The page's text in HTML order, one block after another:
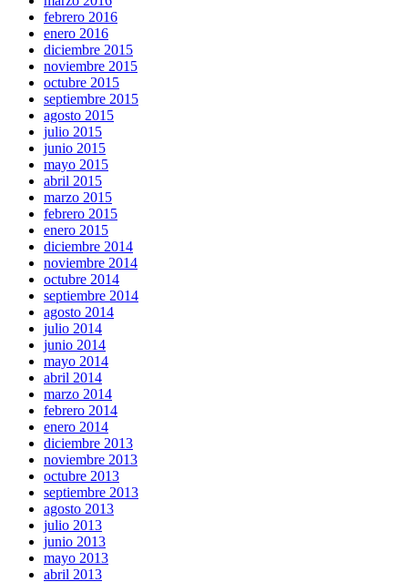
febrero 2016
enero 2016
diciembre 2015
noviembre 2015
octubre 2015
septiembre 2015
agosto 2015
julio 2015
junio 2015
mayo 2015
abril 2015
marzo 2015
febrero 2015
enero 2015
diciembre 2014
noviembre 2014
octubre 2014
septiembre 2014
agosto 2014
julio 2014
junio 2014
mayo 2014
abril 2014
marzo 2014
febrero 2014
enero 2014
diciembre 2013
noviembre 2013
octubre 2013
septiembre 2013
agosto 2013
julio 2013
junio 2013
mayo 2013
abril 2013